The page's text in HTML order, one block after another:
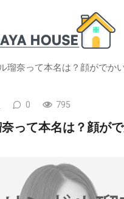
瑠奈って本名は？顔がでか
0 795
奈って本名は？顔が